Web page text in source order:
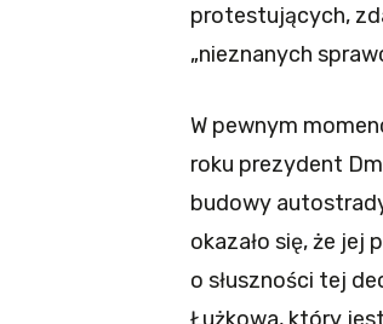
protestujących,
„nieznanych
W pewnym
roku prezydent
budowy
okazało się, że jej
o słuszności tej